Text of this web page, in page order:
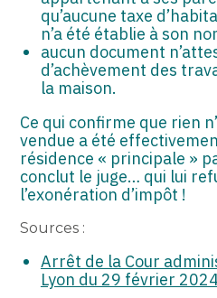
qu’aucune taxe
n’a été établie à son
aucun document
d’achèvement des
la maison.
Ce qui confirme que rien
vendue a été
résidence « principale »
conclut le juge… qui lui
l’exonération d’impôt !
Sources :
Arrêt de la Cour
Lyon du 29 février